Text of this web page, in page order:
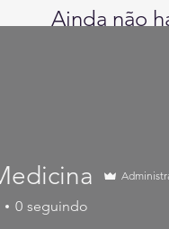
Ainda não
0 seguindo